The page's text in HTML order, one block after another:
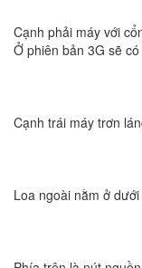
Cạnh phải máy với
Ở phiên bản 3G sẽ
Cạnh trái máy trơn
Loa ngoài nằm ở dưới